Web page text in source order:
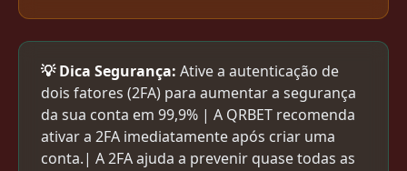
💡 Dica Segurança: Ative a autenticação de
dois fatores (2FA) para aumentar a segurança
da sua conta em 99,9% | A QRBET recomenda
ativar a 2FA imediatamente após criar uma
conta.| A 2FA ajuda a prevenir quase todas as